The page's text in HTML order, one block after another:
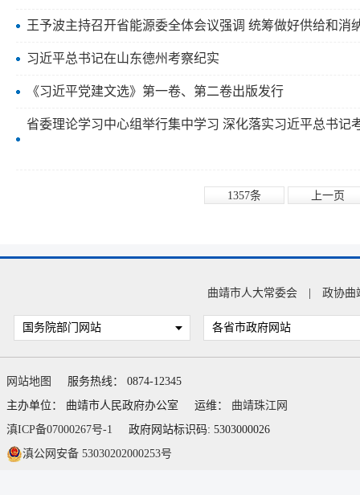
王予波主持召开省能源委全体会议强调 统筹做好供给和消
习近平总书记在山东德州考察纪实
《习近平党建文选》第一卷、第二卷出版发行
1357条 上一页
曲靖市人大常委会 政协曲
国务院部门网站 各省市政府网站
网站地图
服务热线： 0874-12345
主办单位： 曲靖市人民政府办公室
运维： 曲靖珠江网
滇ICP备07000267号-1
政府网站标识码: 5303000026
滇公网安备 53030202000253号